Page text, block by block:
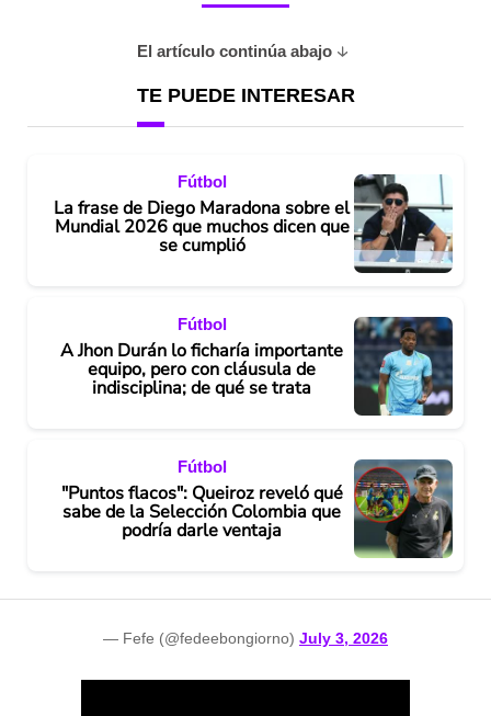
El artículo continúa abajo
TE PUEDE INTERESAR
Fútbol
La frase de Diego Maradona sobre el
Mundial 2026 que muchos dicen que
se cumplió
Fútbol
A Jhon Durán lo ficharía importante
equipo, pero con cláusula de
indisciplina; de qué se trata
Fútbol
"Puntos flacos": Queiroz reveló qué
sabe de la Selección Colombia que
podría darle ventaja
— Fefe (@fedeebongiorno) July 3, 2026